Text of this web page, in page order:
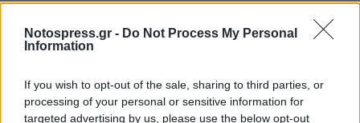
Notospress.gr - Do Not Process My Personal
Information
If you wish to opt-out of the sale, sharing to third parties, or
processing of your personal or sensitive information for
targeted advertising by us, please use the below opt-out